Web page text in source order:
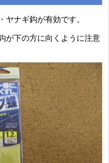
ヤナギ鈎が有効です。
が下の方に向くように注意